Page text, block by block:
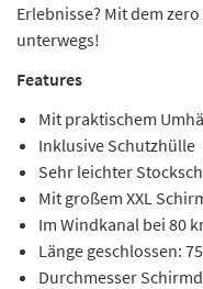
Erlebnisse? Mit dem
unterwegs!
Features
Mit praktischem
Inklusive Schutzhülle
Sehr leichter
Mit großem XXL
Im Windkanal bei 80
Länge geschlossen:
Durchmesser